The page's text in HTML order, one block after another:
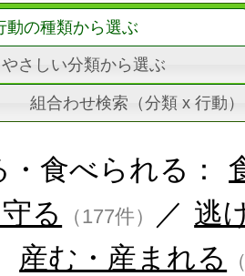
動の種類から選ぶ
やさしい分類から選ぶ
組合わせ検索（分類 x 行動）
食べられる：
る （177件） ／ 逃
産む・産まれる